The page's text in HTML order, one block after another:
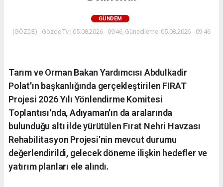
GÜNDEM
(GÖZDE) - Gözde Tv | 05.08.2026 - 09:46, Güncelleme: 05.08.2026 - 09:46
Tarım ve Orman Bakan Yardımcısı Abdulkadir
Polat'ın başkanlığında gerçekleştirilen FIRAT
Projesi 2026 Yılı Yönlendirme Komitesi
Toplantısı'nda, Adıyaman'ın da aralarında
bulunduğu altı ilde yürütülen Fırat Nehri Havzası
Rehabilitasyon Projesi'nin mevcut durumu
değerlendirildi, gelecek döneme ilişkin hedefler ve
yatırım planları ele alındı.